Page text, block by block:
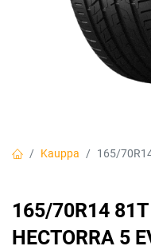
Kauppa 165/
165/70R14
HECTORRA 5